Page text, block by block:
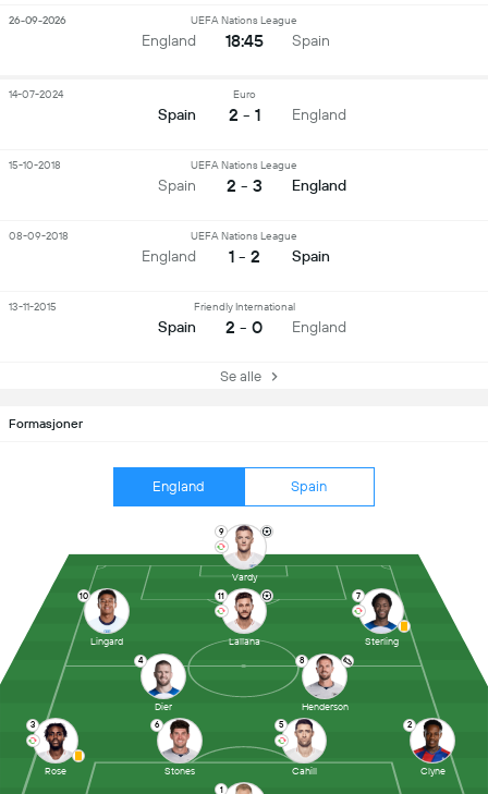
Formasjoner
England Spain
5
Cahill
2
Clyne
4
Dier
1
8
Henderson
11
Lallana
10
Lingard
3
Rose
7
Sterling
6
Stones
9
Vardy
England
UEFA Nations League
18:45 Spain
26-09-2026
Spain
Euro
2 - 1 England
14-07-2024
Spain
UEFA Nations League
2 - 3 England
15-10-2018
England
UEFA Nations League
1 - 2 Spain
08-09-2018
Spain
Friendly International
2 - 0 England
13-11-2015
Se alle